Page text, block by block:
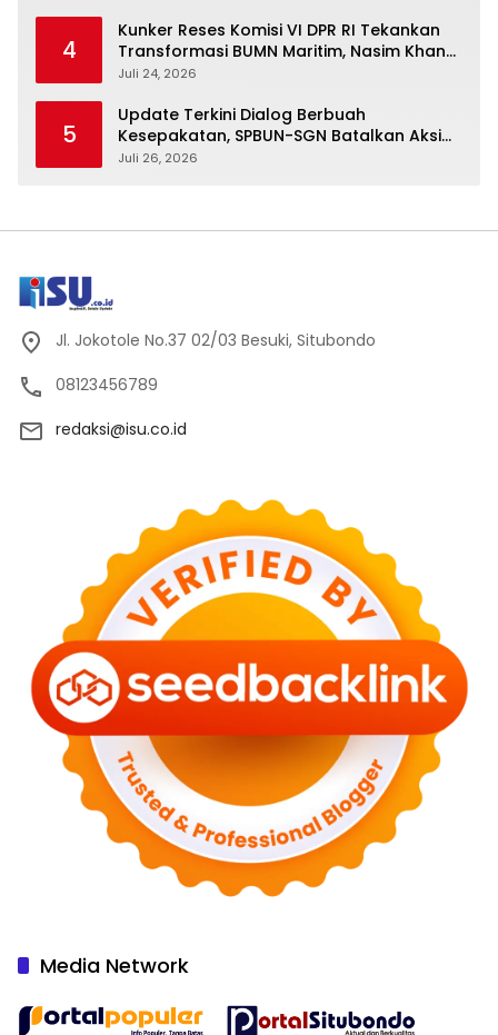
4
Kunker Reses Komisi VI DPR RI Tekankan
Transformasi BUMN Maritim, Nasim Khan
Kawal Penguatan Sektor Laut
Juli 24, 2026
5
Update Terkini Dialog Berbuah
Kesepakatan, SPBUN-SGN Batalkan Aksi
Nasional Setelah Holding Penuhi Sejumlah
Juli 26, 2026
Jl. Jokotole No.37 02/03 Besuki, Situbondo
08123456789
redaksi@isu.co.id
Media Network